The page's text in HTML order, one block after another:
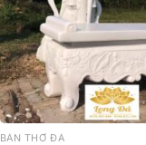
BÀN THỜ ĐÁ